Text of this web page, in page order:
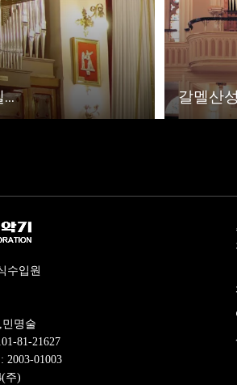
갈멜산
수입원
명술
81-21627
2003-01003
주)